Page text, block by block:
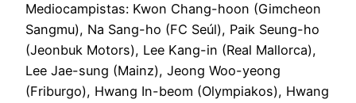
Mediocampistas: Kwon Chang-hoon (Gimcheon
Sangmu), Na Sang-ho (FC Seúl), Paik Seung-ho
(Jeonbuk Motors), Lee Kang-in (Real Mallorca),
Lee Jae-sung (Mainz), Jeong Woo-yeong
(Friburgo), Hwang In-beom (Olympiakos), Hwang